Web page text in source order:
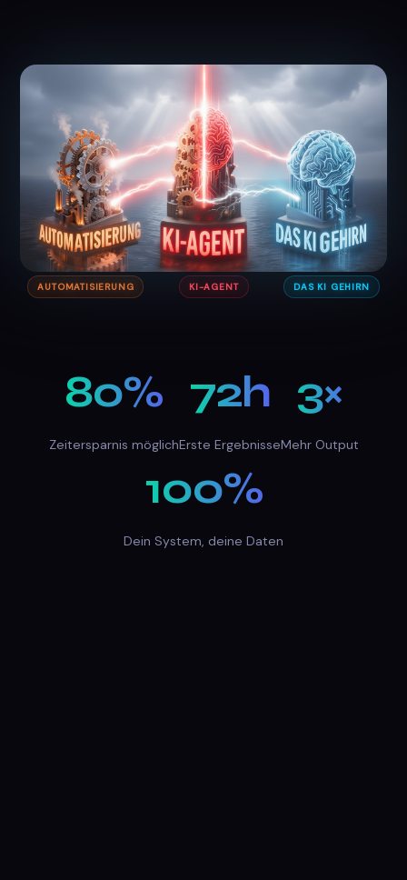
AUTOMATISIERUNG KI-AGENT DAS KI GEHIRN
80%
Zeitersparnis möglich
72h
Erste Ergebnisse
3×
Mehr Output
100%
Dein System, deine Daten